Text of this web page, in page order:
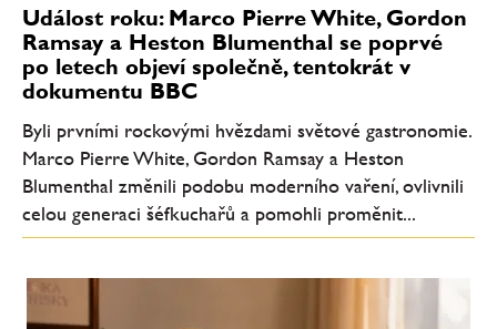
Událost roku: Marco Pierre White, Gordon
Ramsay a Heston Blumenthal se poprvé
po letech objeví společně, tentokrát v
dokumentu BBC
Byli prvními rockovými hvězdami světové gastronomie.
Marco Pierre White, Gordon Ramsay a Heston
Blumenthal změnili podobu moderního vaření, ovlivnili
celou generaci šéfkuchařů a pomohli proměnit...